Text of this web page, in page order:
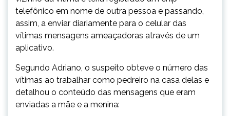
telefônico em nome de outra pessoa e passando,
assim, a enviar diariamente para o celular das
vítimas mensagens ameaçadoras através de um
aplicativo.
Segundo Adriano, o suspeito obteve o número das
vítimas ao trabalhar como pedreiro na casa delas e
detalhou o conteúdo das mensagens que eram
enviadas a mãe e a menina: